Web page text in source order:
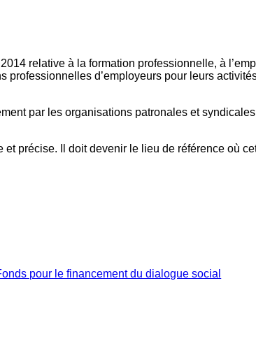
relative à la formation professionnelle, à
d’employeurs pour leurs
par les organisations patronales et
précise. Il doit devenir le lieu de référence où
pour le financement du dialogue social